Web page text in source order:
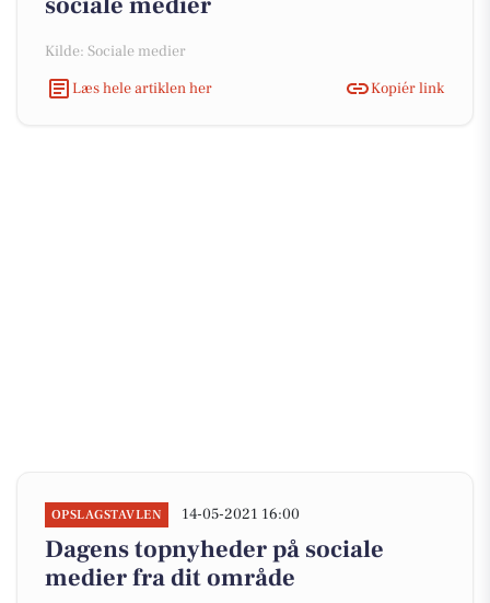
Kilde: Sociale medier
Læs hele artiklen her
Kopiér link
OPSLAGSTAVLEN 14-05-2021 16:00
Dagens topnyheder på sociale
medier fra dit område